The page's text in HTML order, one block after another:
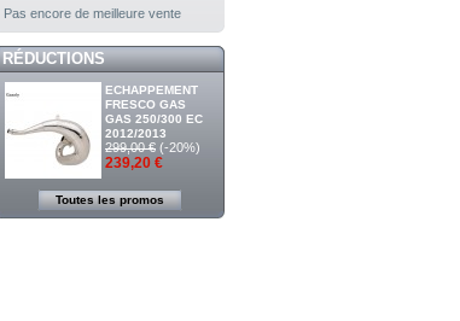
Pas encore de meilleure vente
RÉDUCTIONS
ECHAPPEMENT
FRESCO GAS
GAS 250/300 EC
2012/2013
299,00 € (-20%)
239,20 €
Toutes les promos